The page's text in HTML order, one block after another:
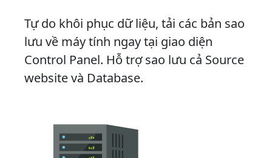
Tự do khôi phục dữ liệu, tải các bản sao
lưu về máy tính ngay tại giao diện
Control Panel. Hỗ trợ sao lưu cả Source
website và Database.